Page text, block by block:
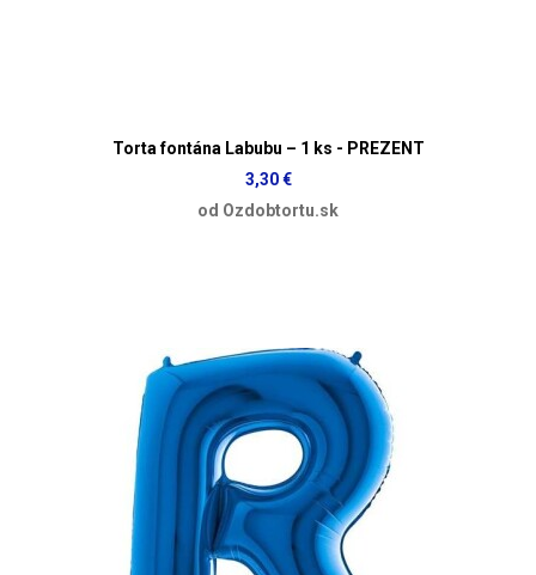
Torta fontána Labubu – 1 ks - PREZENT
3,30 €
od Ozdobtortu.sk